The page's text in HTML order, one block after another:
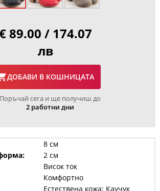
89.00 / 174.07
лв
ДОБАВИ В КОШНИЦАТА
Поръчай сега и ще получиш до
2 работни дни
8 см
2 см
Висок ток
Комфортно
Естествена кожа; Каучук